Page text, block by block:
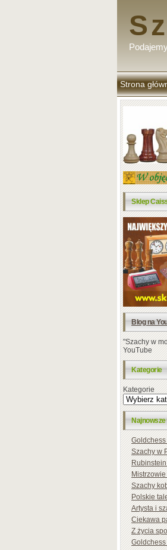
Strona
Sklep
Blog na
"Szachy w
YouTube
Kategorie
Kategorie
Szachy w
Szachy
Polskie
Artysta i
Ciekawa
Z życia